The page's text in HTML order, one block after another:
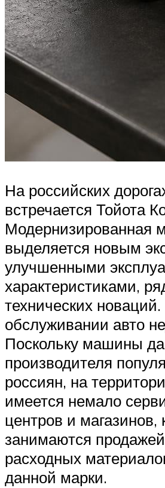
На российских
встречается Тойота
Модернизированная
выделяется новым
улучшенными
характеристиками,
технических
обслуживании авто
Поскольку машины
производителя
россиян, на
имеется немало
центров и магазинов,
занимаются
расходных
данной марки.